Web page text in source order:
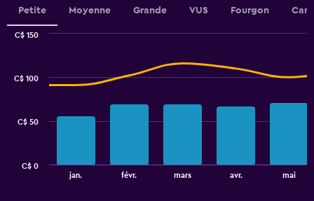
displaying
values.
Range:
60.
Petite Moyenne Grande VUS Fourgon
jan. févr. mars avr. mai
C$ 0
C$ 50
C$ 100
C$ 150